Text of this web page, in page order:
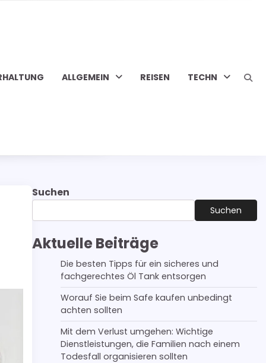
ALLGEMEIN REISEN TECHN
Suchen
Suchen
Aktuelle Beiträge
Die besten Tipps für ein sicheres und
fachgerechtes Öl Tank entsorgen
Worauf Sie beim Safe kaufen unbedingt
achten sollten
Mit dem Verlust umgehen: Wichtige
Dienstleistungen, die Familien nach einem
Todesfall organisieren sollten